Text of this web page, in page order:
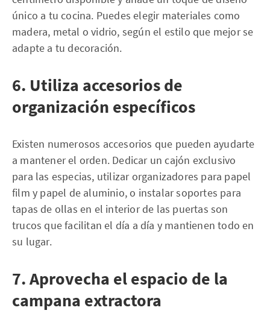
único a tu cocina. Puedes elegir materiales como
madera, metal o vidrio, según el estilo que mejor se
adapte a tu decoración.
6. Utiliza accesorios de
organización específicos
Existen numerosos accesorios que pueden ayudarte
a mantener el orden. Dedicar un cajón exclusivo
para las especias, utilizar organizadores para papel
film y papel de aluminio, o instalar soportes para
tapas de ollas en el interior de las puertas son
trucos que facilitan el día a día y mantienen todo en
su lugar.
7. Aprovecha el espacio de la
campana extractora